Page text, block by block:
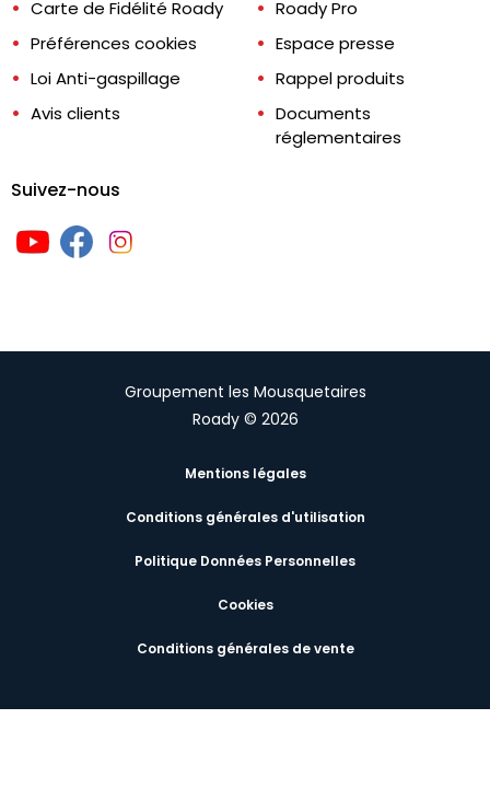
Carte de Fidélité Roady
Préférences cookies
Loi Anti-gaspillage
Avis clients
Roady Pro
Espace presse
Rappel produits
Documents
réglementaires
Suivez-nous
Groupement les Mousquetaires
Roady © 2026
Mentions légales
Conditions générales d'utilisation
Politique Données Personnelles
Cookies
Conditions générales de vente